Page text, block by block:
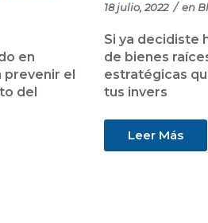
en
el
del
18 julio, 2022 / en
Si ya decidiste
de bienes
estratégicas
tus invers
Leer Más